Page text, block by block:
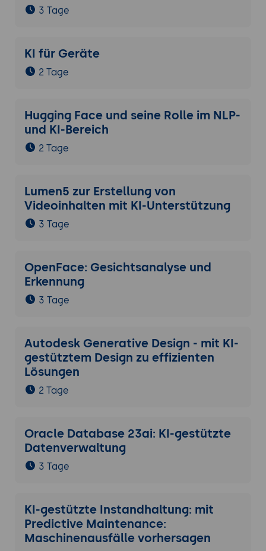
3 Tage
KI für Geräte
2 Tage
Hugging Face und seine Rolle im NLP-
und KI-Bereich
2 Tage
Lumen5 zur Erstellung von
Videoinhalten mit KI-Unterstützung
3 Tage
OpenFace: Gesichtsanalyse und
Erkennung
3 Tage
Autodesk Generative Design - mit KI-
gestütztem Design zu effizienten
Lösungen
2 Tage
Oracle Database 23ai: KI-gestützte
Datenverwaltung
3 Tage
KI-gestützte Instandhaltung: mit
Predictive Maintenance:
Maschinenausfälle vorhersagen